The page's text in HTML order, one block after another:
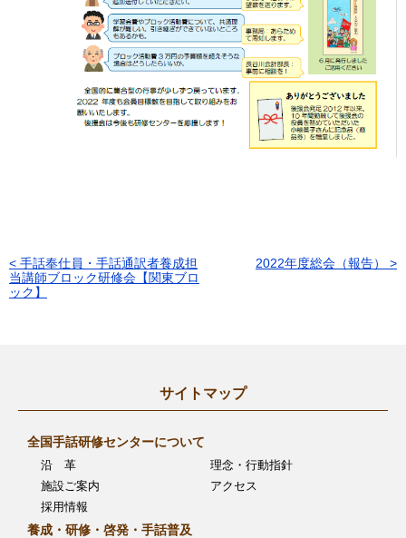
投
稿
< 手話奉仕員・手話通訳者養成担
当講師ブロック研修会【関東ブロ
ック】
2022年度総会（報告） >
サイトマップ
全国手話研修センターについて
沿 革
理念・行動指針
施設ご案内
アクセス
採用情報
養成・研修・啓発・手話普及